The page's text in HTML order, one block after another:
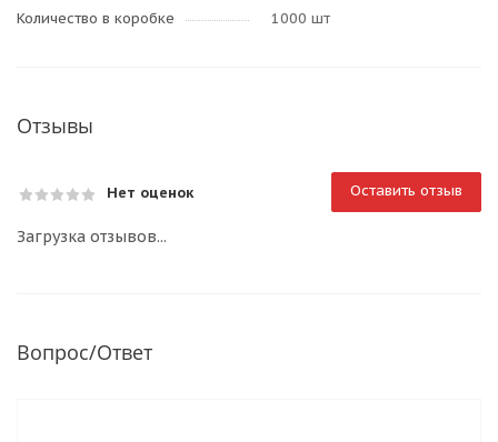
Количество в коробке
1000 шт
Отзывы
Нет оценок Оставить отзыв
Загрузка отзывов...
Вопрос/Ответ